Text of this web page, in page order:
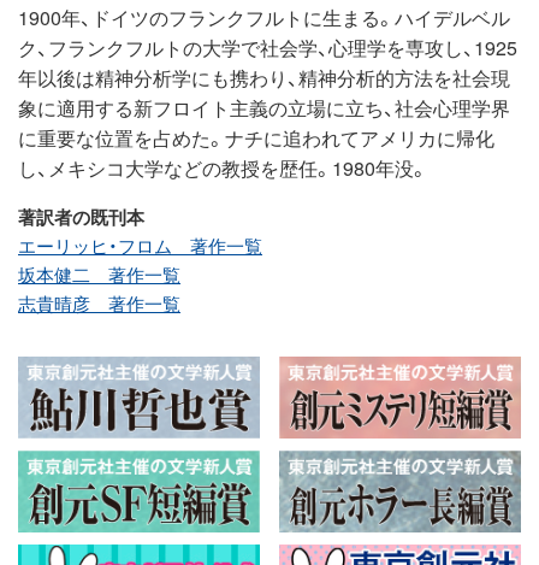
1900年、ドイツのフランクフルトに生まる。ハイデルベル
ク、フランクフルトの大学で社会学、心理学を専攻し、1925
年以後は精神分析学にも携わり、精神分析的方法を社会現
象に適用する新フロイト主義の立場に立ち、社会心理学界
に重要な位置を占めた。ナチに追われてアメリカに帰化
し、メキシコ大学などの教授を歴任。1980年没。
著訳者の既刊本
エーリッヒ・フロム 著作一覧
坂本健二 著作一覧
志貴晴彦 著作一覧